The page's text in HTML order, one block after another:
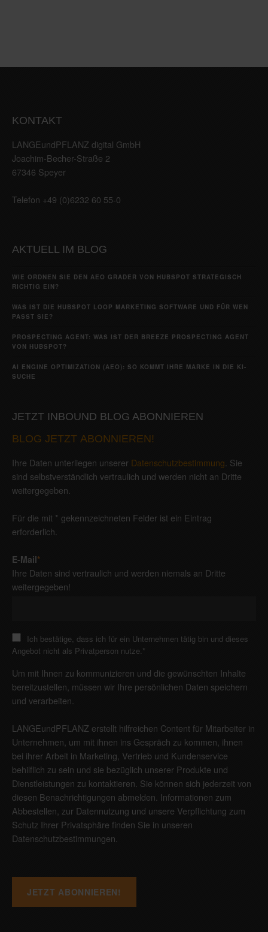
KONTAKT
LANGEundPFLANZ digital GmbH
Joachim-Becher-Straße 2
67346 Speyer
Telefon +49 (0)6232 60 55-0
AKTUELL IM BLOG
WIE ORDNEN SIE DEN AEO GRADER VON HUBSPOT STRATEGISCH
RICHTIG EIN?
WAS IST DIE HUBSPOT LOOP MARKETING SOFTWARE UND FÜR WEN
PASST SIE?
PROSPECTING AGENT: WAS IST DER BREEZE PROSPECTING AGENT
VON HUBSPOT?
AI ENGINE OPTIMIZATION (AEO): SO KOMMT IHRE MARKE IN DIE KI-
SUCHE
JETZT INBOUND BLOG ABONNIEREN
BLOG JETZT ABONNIEREN!
Ihre Daten unterliegen unserer Datenschutzbestimmung . Sie
sind selbstverständlich vertraulich und werden nicht an Dritte
weitergegeben.
Für die mit * gekennzeichneten Felder ist ein Eintrag
erforderlich.
E-Mail*
Ihre Daten sind vertraulich und werden niemals an Dritte
weitergegeben!
Ich bestätige, dass ich für ein Unternehmen tätig bin und dieses
Angebot nicht als Privatperson nutze.*
Um mit Ihnen zu kommunizieren und die gewünschten Inhalte
bereitzustellen, müssen wir Ihre persönlichen Daten speichern
und verarbeiten.
LANGEundPFLANZ erstellt hilfreichen Content für Mitarbeiter in
Unternehmen, um mit ihnen ins Gespräch zu kommen, ihnen
bei ihrer Arbeit in Marketing, Vertrieb und Kundenservice
behilflich zu sein und sie bezüglich unserer Produkte und
Dienstleistungen zu kontaktieren. Sie können sich jederzeit von
diesen Benachrichtigungen abmelden. Informationen zum
Abbestellen, zur Datennutzung und unsere Verpflichtung zum
Schutz Ihrer Privatsphäre finden Sie in unseren
Datenschutzbestimmungen